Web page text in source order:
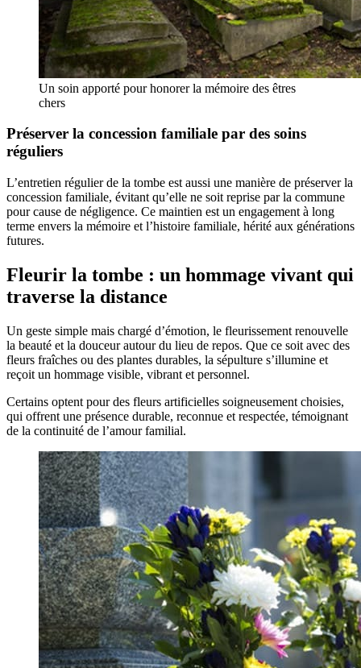
Un soin apporté pour honorer la mémoire des êtres
chers
Préserver la concession familiale par des soins
réguliers
L’entretien régulier de la tombe est aussi une manière de préserver la
concession familiale, évitant qu’elle ne soit reprise par la commune
pour cause de négligence. Ce maintien est un engagement à long
terme envers la mémoire et l’histoire familiale, hérité aux générations
futures.
Fleurir la tombe : un hommage vivant qui
traverse la distance
Un geste simple mais chargé d’émotion, le fleurissement renouvelle
la beauté et la douceur autour du lieu de repos. Que ce soit avec des
fleurs fraîches ou des plantes durables, la sépulture s’illumine et
reçoit un hommage visible, vibrant et personnel.
Certains optent pour des fleurs artificielles soigneusement choisies,
qui offrent une présence durable, reconnue et respectée, témoignant
de la continuité de l’amour familial.